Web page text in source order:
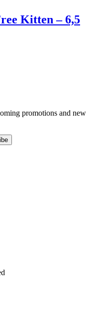
Kitten – 6,5
promotions and new